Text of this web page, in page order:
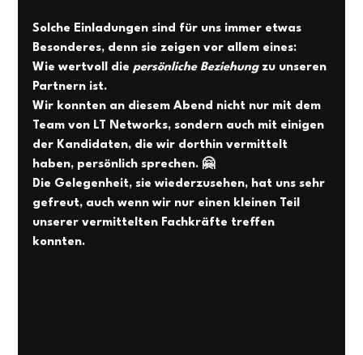
Solche Einladungen sind für uns immer etwas
Besonderes, denn sie zeigen vor allem eines:
Wie wertvoll die persönliche Beziehung zu unseren
Partnern ist.
Wir konnten an diesem Abend nicht nur mit dem
Team von LT Networks, sondern auch mit einigen
der Kandidaten, die wir dorthin vermittelt
haben, persönlich sprechen. 🤗
Die Gelegenheit, sie wiederzusehen, hat uns sehr
gefreut, auch wenn wir nur einen kleinen Teil
unserer vermittelten Fachkräfte treffen
konnten.